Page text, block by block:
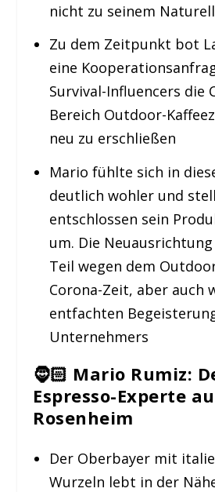
nicht zu seinem
Zu dem Zeitpunkt bot
eine
Survival-Influencers die
Bereich Outdoor-
neu zu erschließen
Mario fühlte sich in
deutlich wohler und
entschlossen sein
um. Die
Teil wegen dem
Corona-Zeit, aber auch
entfachten
Unternehmers
🧔🏻 Mario Rumiz:
Espresso-Experte
Rosenheim
Der Oberbayer mit
Wurzeln lebt in der